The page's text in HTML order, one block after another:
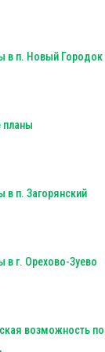
в п. Новый Городок
планы
в п. Загорянский
в г. Орехово-Зуево
возможность